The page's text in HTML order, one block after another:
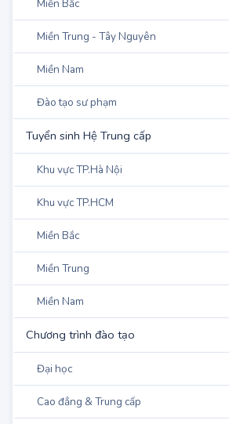
Khu vực TP.HCM
Miền Bắc
Miền Trung - Tây Nguyên
Miền Nam
Đào tạo sư phạm
Tuyển sinh Hệ Trung cấp
Khu vực TP.Hà Nội
Khu vực TP.HCM
Miền Bắc
Miền Trung
Miền Nam
Chương trình đào tạo
Đại học